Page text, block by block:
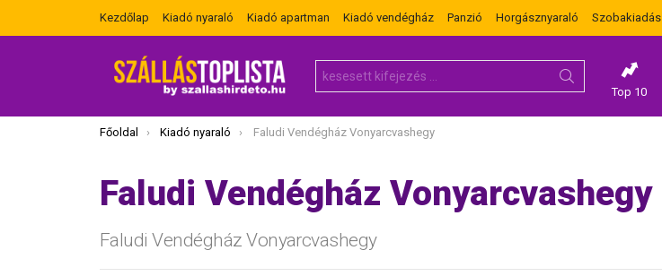
Kezdőlap Kiadó nyaraló Kiadó apartman Kiadó vendégház Panzió Horgásznyaraló Szobakiadás
for:
Top 10
Itt vagy most:
Főoldal Kiadó nyaraló Faludi Vendégház Vonyarcvashegy
Faludi Vendégház Vonyarcvashegy
Faludi Vendégház Vonyarcvashegy